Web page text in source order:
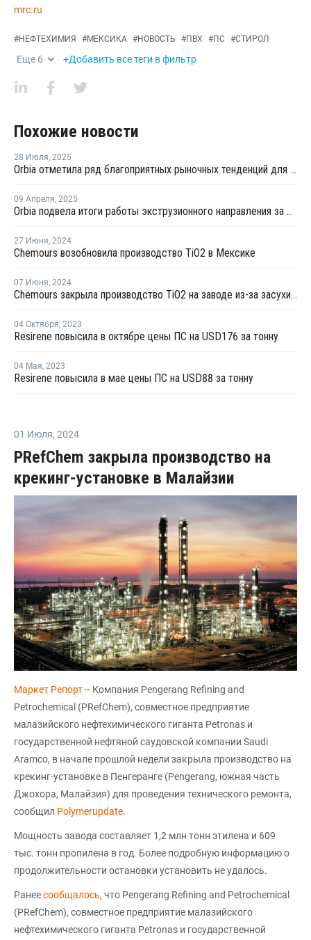
mrc.ru
#НЕФТЕХИМИЯ #МЕКСИКА #НОВОСТЬ #ПВХ #ПС #СТИРОЛ
Еще 6 +Добавить все теги в фильтр
Похожие новости
28 Июля, 2025
Orbia отметила ряд благоприятных рыночных тенденций для своего ПВХ бизнеса
09 Апреля, 2025
Orbia подвела итоги работы экструзионного направления за 2024 год
27 Июня, 2024
Chemours возобновила производство TiO2 в Мексике
07 Июня, 2024
Chemours закрыла производство TiO2 на заводе из-за засухи в Мексике
04 Октября, 2023
Resirene повысила в октябре цены ПС на USD176 за тонну
04 Мая, 2023
Resirene повысила в мае цены ПС на USD88 за тонну
01 Июля, 2024
PRefChem закрыла производство на
крекинг-установке в Малайзии
Маркет Репорт-- Компания Pengerang Refining and
Petrochemical (PRefChem), совместное предприятие
малазийского нефтехимического гиганта Petronas и
государственной нефтяной саудовской компании Saudi
Aramco, в начале прошлой недели закрыла производство на
крекинг-установке в Пенгеранге (Pengerang, южная часть
Джохора, Малайзия) для проведения технического ремонта,
сообщил Polymerupdate.
Мощность завода составляет 1,2 млн тонн этилена и 609
тыс. тонн пропилена в год. Более подробную информацию о
продолжительности остановки установить не удалось.
Ранеесообщалось, что Pengerang Refining and Petrochemical
(PRefChem), совместное предприятие малазийского
нефтехимического гиганта Petronas и государственной